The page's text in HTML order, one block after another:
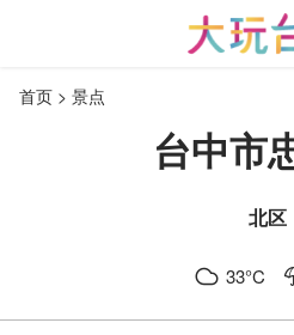
首页 景点
台中市
北区
33°C